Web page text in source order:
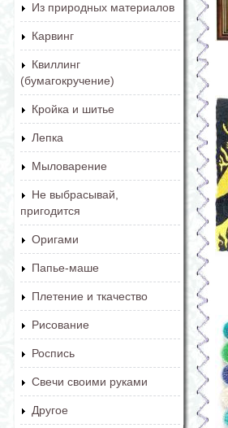
Из природных материалов
Карвинг
Квиллинг
(бумагокручение)
Кройка и шитье
Лепка
Мыловарение
Не выбрасывай,
пригодится
Оригами
Папье-маше
Плетение и ткачество
Рисование
Роспись
Свечи своими руками
Другое